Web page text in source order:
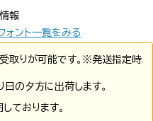
報
ォント一覧をみる
取りが可能です。※発送指定時
の夕方に出荷します。
ております。